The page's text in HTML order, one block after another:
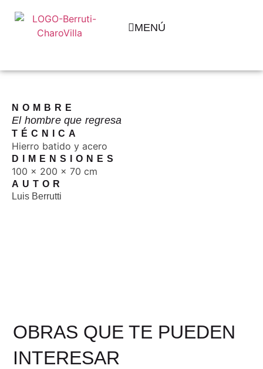
MENÚ
NOMBRE
El hombre que regresa
TÉCNICA
Hierro batido y acero
DIMENSIONES
100 x 200 x 70 cm
AUTOR
Luis Berrutti
OBRAS QUE TE PUEDEN
INTERESAR